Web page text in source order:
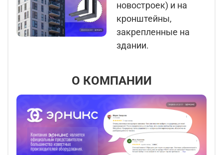
новостроек) и на
кронштейны,
закрепленные на
здании.
О КОМПАНИИ